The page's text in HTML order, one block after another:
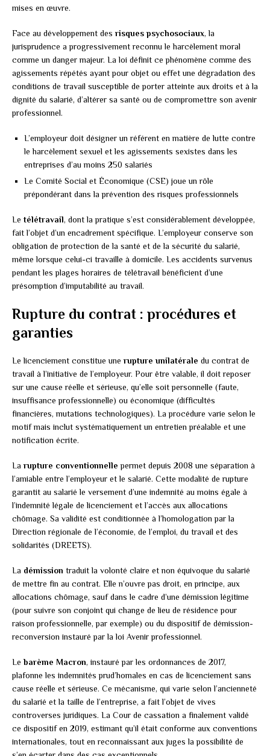
mises en œuvre.
Face au développement des risques psychosociaux, la
jurisprudence a progressivement reconnu le harcèlement moral
comme un danger majeur. La loi définit ce phénomène comme des
agissements répétés ayant pour objet ou effet une dégradation des
conditions de travail susceptible de porter atteinte aux droits et à la
dignité du salarié, d’altérer sa santé ou de compromettre son avenir
professionnel.
L’employeur doit désigner un référent en matière de lutte contre
le harcèlement sexuel et les agissements sexistes dans les
entreprises d’au moins 250 salariés
Le Comité Social et Économique (CSE) joue un rôle
prépondérant dans la prévention des risques professionnels
Le télétravail, dont la pratique s’est considérablement développée,
fait l’objet d’un encadrement spécifique. L’employeur conserve son
obligation de protection de la santé et de la sécurité du salarié,
même lorsque celui-ci travaille à domicile. Les accidents survenus
pendant les plages horaires de télétravail bénéficient d’une
présomption d’imputabilité au travail.
Rupture du contrat : procédures et
garanties
Le licenciement constitue une rupture unilatérale du contrat de
travail à l’initiative de l’employeur. Pour être valable, il doit reposer
sur une cause réelle et sérieuse, qu’elle soit personnelle (faute,
insuffisance professionnelle) ou économique (difficultés
financières, mutations technologiques). La procédure varie selon le
motif mais inclut systématiquement un entretien préalable et une
notification écrite.
La rupture conventionnelle permet depuis 2008 une séparation à
l’amiable entre l’employeur et le salarié. Cette modalité de rupture
garantit au salarié le versement d’une indemnité au moins égale à
l’indemnité légale de licenciement et l’accès aux allocations
chômage. Sa validité est conditionnée à l’homologation par la
Direction régionale de l’économie, de l’emploi, du travail et des
solidarités (DREETS).
La démission traduit la volonté claire et non équivoque du salarié
de mettre fin au contrat. Elle n’ouvre pas droit, en principe, aux
allocations chômage, sauf dans le cadre d’une démission légitime
(pour suivre son conjoint qui change de lieu de résidence pour
raison professionnelle, par exemple) ou du dispositif de démission-
reconversion instauré par la loi Avenir professionnel.
Lebarème Macron, instauré par les ordonnances de 2017,
plafonne les indemnités prud’homales en cas de licenciement sans
cause réelle et sérieuse. Ce mécanisme, qui varie selon l’ancienneté
du salarié et la taille de l’entreprise, a fait l’objet de vives
controverses juridiques. La Cour de cassation a finalement validé
ce dispositif en 2019, estimant qu’il était conforme aux conventions
internationales, tout en reconnaissant aux juges la possibilité de